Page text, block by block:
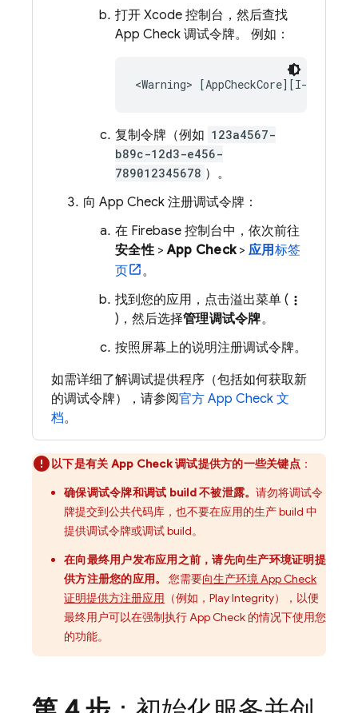
打开 Xcode 控制台，然后查找
App Check 调试令牌。 例如：
复制令牌（例如 123a4567-
b89c-12d3-e456-
789012345678 ）。
向 App Check 注册调试令牌：
在 Firebase 控制台中，依次前往
安全性>App Check> 应用标签
页
。
找到您的应用，点击溢出菜单 ( more_vert
)，然后选择管理调试令牌。
按照屏幕上的说明注册调试令牌。
如需详细了解调试提供程序（包括如何获取新
的调试令牌），请参阅官方 App Check 文
档。
以下是有关 App Check 调试提供方的一些关键点：
确保调试令牌和调试 build 不被泄露。请勿将调试令
牌提交到公共代码库，也不要在应用的生产 build 中
提供调试令牌或调试 build。
在向最终用户发布应用之前，请先向生产环境证明提
供方注册您的应用。
您需要向生产环境 App Check
证明提供方注册应用 （例如，Play Integrity），以便
最终用户可以在强制执行 App Check 的情况下使用您
的功能。